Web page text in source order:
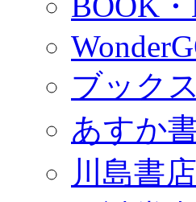
ブック
あすか
川島書店